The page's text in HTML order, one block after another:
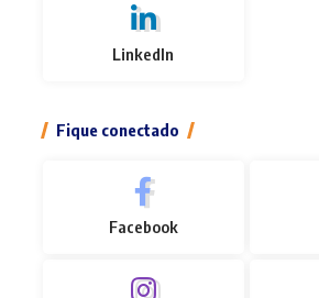
LinkedIn
Fique conectado
Facebook